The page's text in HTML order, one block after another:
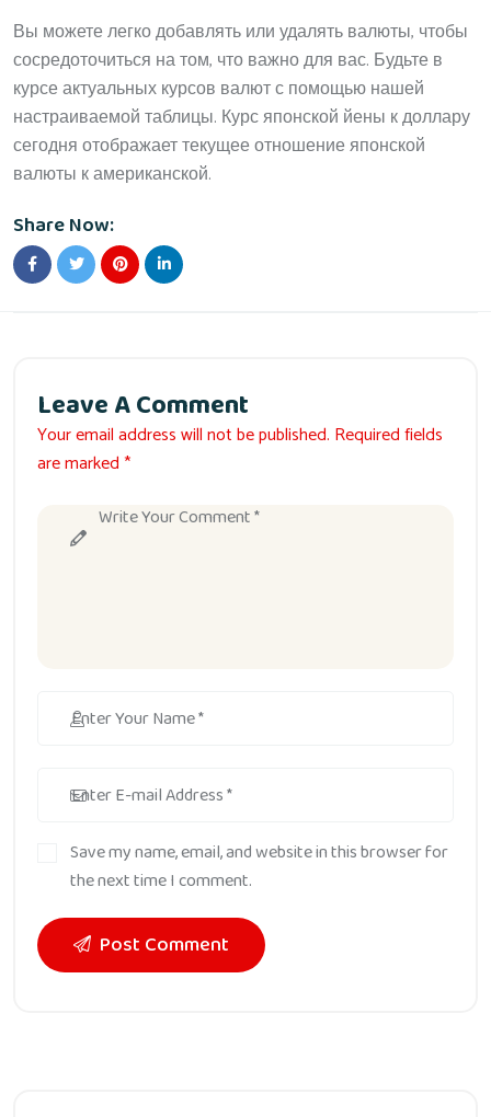
Вы можете легко добавлять или удалять валюты, чтобы
сосредоточиться на том, что важно для вас. Будьте в
курсе актуальных курсов валют с помощью нашей
настраиваемой таблицы. Курс японской йены к доллару
сегодня отображает текущее отношение японской
валюты к американской.
Share Now:
Leave A Comment
Your email address will not be published. Required fields
are marked *
Save my name, email, and website in this browser for
the next time I comment.
Post Comment